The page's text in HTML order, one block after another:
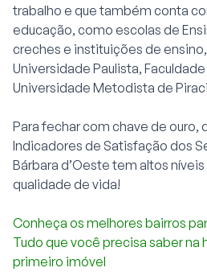
trabalho e que também conta
educação, como escolas de
creches e instituições de ensino,
Universidade Paulista,
Universidade Metodista de
Para fechar com chave de ouro,
Indicadores de Satisfação dos
Bárbara d’Oeste tem altos
qualidade de vida!
Conheça os melhores bairros
Tudo que você precisa saber na
primeiro imóvel